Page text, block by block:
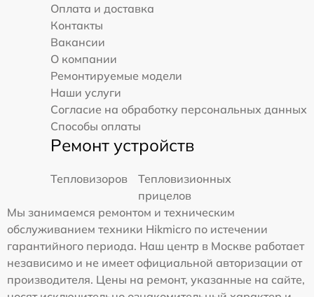
Оплата и доставка
Контакты
Вакансии
О компании
Ремонтируемые модели
Наши услуги
Согласие на обработку персональных данных
Способы оплаты
Ремонт устройств
Тепловизоров
Тепловизионных
прицелов
Мы занимаемся ремонтом и техническим
обслуживанием техники Hikmicro по истечении
гарантийного периода. Наш центр в Москве работает
независимо и не имеет официальной авторизации от
производителя. Цены на ремонт, указанные на сайте,